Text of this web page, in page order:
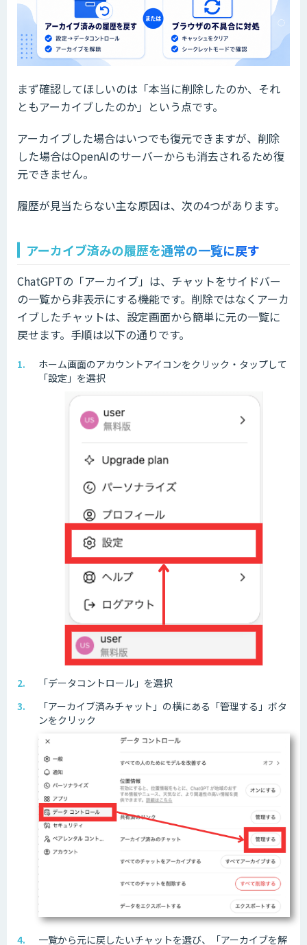
まず確認してほしいのは「本当に削除したのか、それ
ともアーカイブしたのか」という点です。
アーカイブした場合はいつでも復元できますが、削除
した場合はOpenAIのサーバーからも消去されるため復
元できません。
履歴が見当たらない主な原因は、次の4つがあります。
アーカイブ済みの履歴を通常の一覧に戻す
ChatGPTの「アーカイブ」は、チャットをサイドバー
の一覧から非表示にする機能です。削除ではなくアーカ
イブしたチャットは、設定画面から簡単に元の一覧に
戻せます。手順は以下の通りです。
ホーム画面のアカウントアイコンをクリック・タップして
「設定」を選択
「データコントロール」を選択
「アーカイブ済みチャット」の横にある「管理する」ボタ
ンをクリック
一覧から元に戻したいチャットを選び、「アーカイブを解